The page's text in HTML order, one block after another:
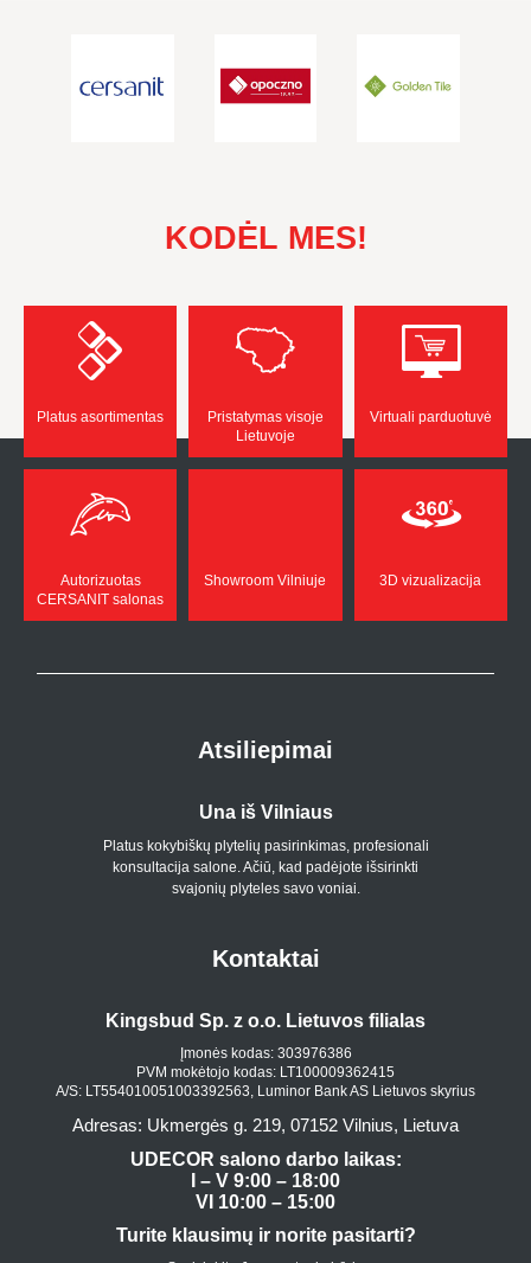
KODĖL MES!
Platus asortimentas
Pristatymas visoje
Lietuvoje
Virtuali parduotuvė
Autorizuotas
CERSANIT salonas
Showroom Vilniuje 3D vizualizacija
Atsiliepimai
Una iš Vilniaus
Platus kokybiškų plytelių pasirinkimas, profesionali
konsultacija salone. Ačiū, kad padėjote išsirinkti
svajonių plyteles savo voniai.
Kontaktai
Kingsbud Sp. z o.o. Lietuvos filialas
Įmonės kodas: 303976386
PVM mokėtojo kodas: LT100009362415
A/S: LT554010051003392563, Luminor Bank AS Lietuvos skyrius
Adresas: Ukmergės g. 219, 07152 Vilnius, Lietuva
UDECOR salono darbo laikas:
I – V 9:00 – 18:00
VI 10:00 – 15:00
Turite klausimų ir norite pasitarti?